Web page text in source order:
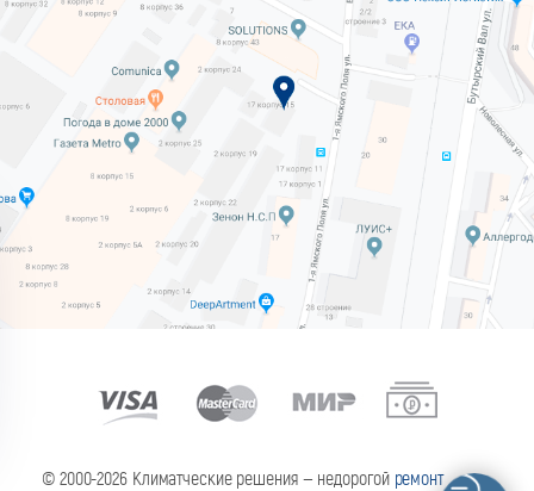
© 2000-2026 Климатческие решения — недорогой ремонт